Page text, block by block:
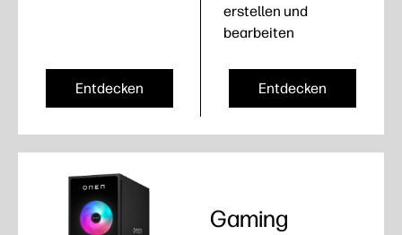
erstellen und
bearbeiten
Entdecken Entdecken
Gaming